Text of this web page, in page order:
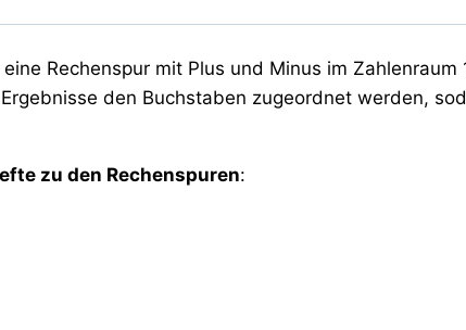
Rechenspur mit Plus und Minus im
den Buchstaben zugeordnet werden,
zu den Rechenspuren: